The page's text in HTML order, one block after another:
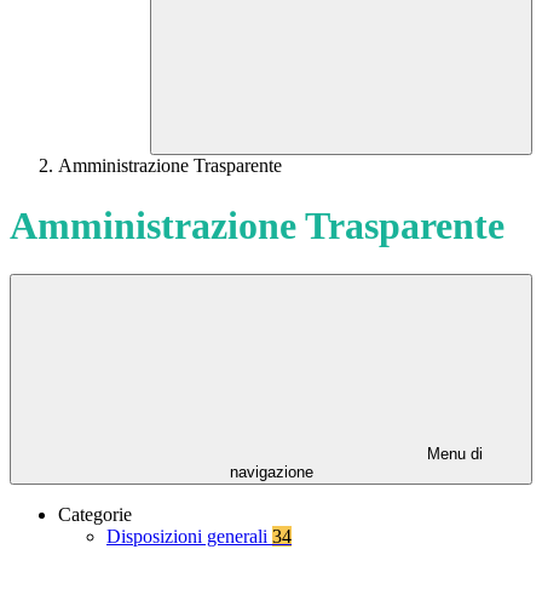
Amministrazione Trasparente
Amministrazione Trasparente
Menu di
navigazione
Categorie
Disposizioni generali 34